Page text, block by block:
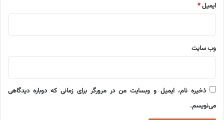
ایمیل*
وب‌ سایت
ذخیره نام، ایمیل و وبسایت من در مرورگر برای زمانی که دوباره دیدگاهی
می‌نویسم.